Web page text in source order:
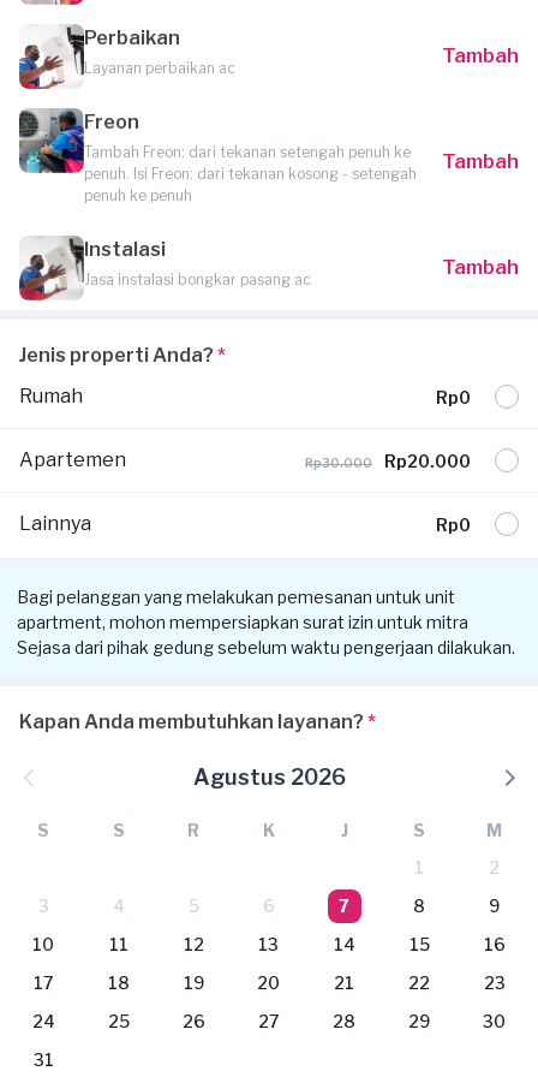
Perbaikan
Layanan perbaikan ac
Tambah
Freon
Tambah Freon: dari tekanan setengah penuh ke
penuh. Isi Freon: dari tekanan kosong - setengah
penuh ke penuh
Tambah
Instalasi
Jasa instalasi bongkar pasang ac
Tambah
Jenis properti Anda? *
Rumah
Rp0
Apartemen Rp30.000 Rp20.000
Lainnya Rp0
Bagi pelanggan yang melakukan pemesanan untuk unit
apartment, mohon mempersiapkan surat izin untuk mitra
Sejasa dari pihak gedung sebelum waktu pengerjaan dilakukan.
Kapan Anda membutuhkan layanan? *
Agustus 2026
S S R K J S
M
1
2
3
4 5 6 7 8
9
10
11 12 13 14 15
16
17
18 19 20 21 22
23
24
25 26 27 28 29
30
31